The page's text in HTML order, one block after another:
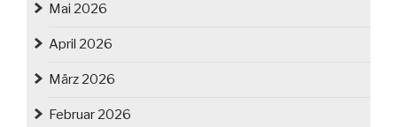
Mai 2026
April 2026
März 2026
Februar 2026